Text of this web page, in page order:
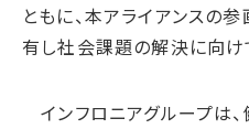
ガバナンスデータ
ESGデータ
ともに、本アライアンスの
有し社会課題の解決に向け
インフロニアグループは